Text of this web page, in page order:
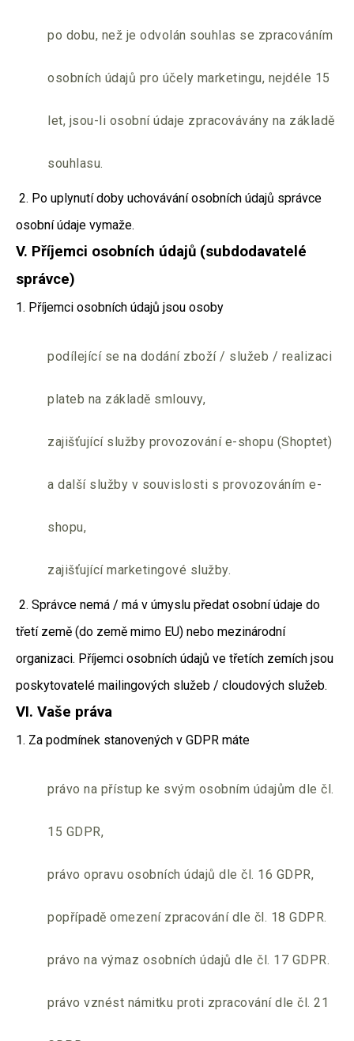
po dobu, než je odvolán souhlas se zpracováním
osobních údajů pro účely marketingu, nejdéle 15
let, jsou-li osobní údaje zpracovávány na základě
souhlasu.
2. Po uplynutí doby uchovávání osobních údajů správce
osobní údaje vymaže.
V. Příjemci osobních údajů (subdodavatelé
správce)
1. Příjemci osobních údajů jsou osoby
podílející se na dodání zboží / služeb / realizaci
plateb na základě smlouvy,
zajišťující služby provozování e-shopu (Shoptet)
a další služby v souvislosti s provozováním e-
shopu,
zajišťující marketingové služby.
2. Správce nemá / má v úmyslu předat osobní údaje do
třetí země (do země mimo EU) nebo mezinárodní
organizaci. Příjemci osobních údajů ve třetích zemích jsou
poskytovatelé mailingových služeb / cloudových služeb.
VI. Vaše práva
1. Za podmínek stanovených v GDPR máte
právo na přístup ke svým osobním údajům dle čl.
15 GDPR,
právo opravu osobních údajů dle čl. 16 GDPR,
popřípadě omezení zpracování dle čl. 18 GDPR.
právo na výmaz osobních údajů dle čl. 17 GDPR.
právo vznést námitku proti zpracování dle čl. 21